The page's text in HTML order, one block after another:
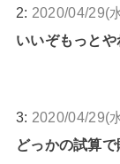
2: 2020/04/29(
いいぞもっとや
3: 2020/04/29(
どっかの試算